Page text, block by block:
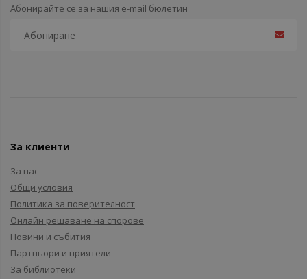
Абонирайте се за нашия e-mail бюлетин
За клиенти
За нас
Общи условия
Политика за поверителност
Онлайн решаване на спорове
Новини и събития
Партньори и приятели
За библиотеки